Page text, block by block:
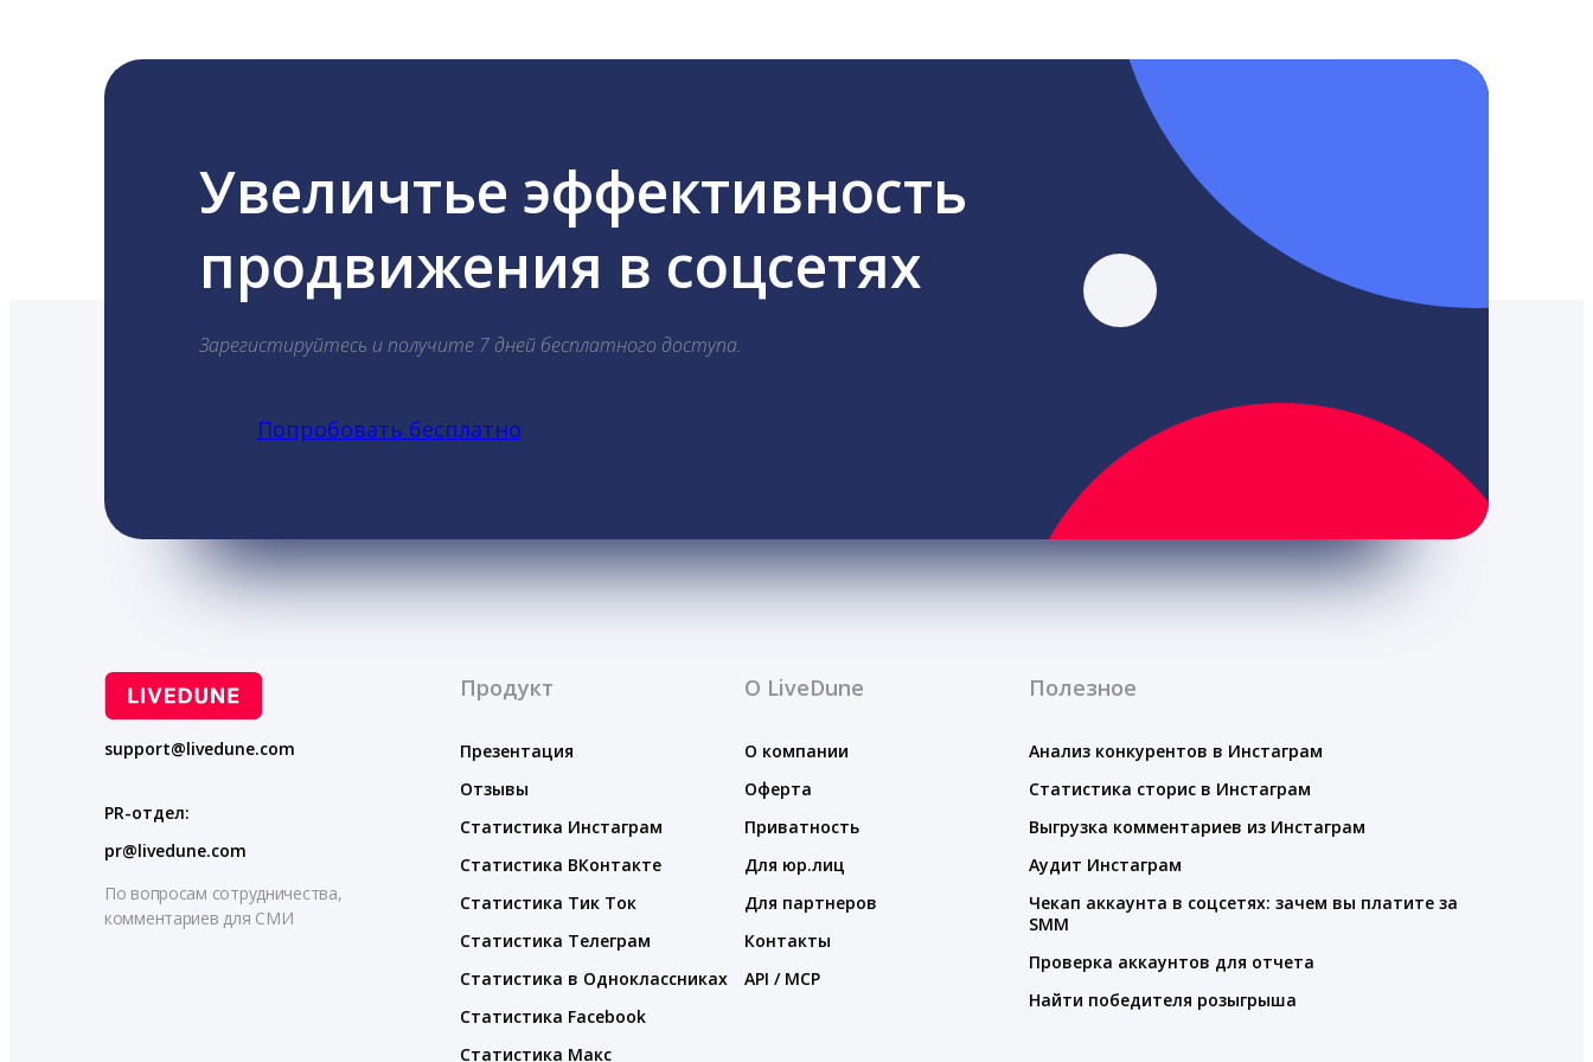
Увеличтье эффективность
продвижения в соцсетях
Зарегистируйтесь и получите 7 дней бесплатного доступа.
Попробовать бесплатно
support@livedune.com
PR-отдел:
pr@livedune.com
По вопросам сотрудничества,
комментариев для СМИ
Продукт
Презентация
Отзывы
Статистика Инстаграм
Статистика ВКонтакте
Статистика Тик Ток
Статистика Телеграм
Статистика в Одноклассниках
Статистика Facebook
Статистика Макс
О LiveDune
О компании
Оферта
Приватность
Для юр.лиц
Для партнеров
Контакты
API / MCP
Полезное
Анализ конкурентов в Инстаграм
Статистика сторис в Инстаграм
Выгрузка комментариев из Инстаграм
Аудит Инстаграм
Чекап аккаунта в соцсетях: зачем вы платите за
SMM
Проверка аккаунтов для отчета
Найти победителя розыгрыша